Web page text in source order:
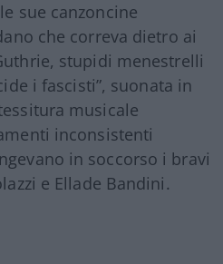
sue canzoncine
che correva dietro ai
stupidi menestrelli
i fascisti”, suonata in
musicale
inconsistenti
in soccorso i bravi
e Ellade Bandini.